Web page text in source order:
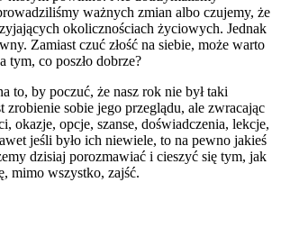
ważnych zmian albo czujemy, że
okolicznościach życiowych. Jednak
Zamiast czuć złość na siebie, może warto
tym, co poszło dobrze?
to, by poczuć, że nasz rok nie był taki
zrobienie sobie jego przeglądu, ale zwracając
okazje, opcje, szanse, doświadczenia, lekcje,
jeśli było ich niewiele, to na pewno jakieś
dzisiaj porozmawiać i cieszyć się tym, jak
mimo wszystko, zajść.